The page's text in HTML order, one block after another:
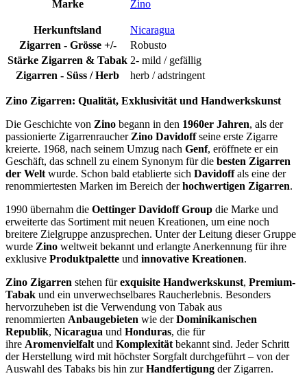
Marke Zino
Herkunftsland
Nicaragua
Zigarren - Grösse +/-
Robusto
Stärke Zigarren & Tabak 2- mild / gefällig
Zigarren - Süss / Herb
herb / adstringent
Zino Zigarren: Qualität, Exklusivität und Handwerkskunst
Die Geschichte von Zino begann in den 1960er Jahren, als der
passionierte Zigarrenraucher Zino Davidoffseine erste Zigarre
kreierte. 1968, nach seinem Umzug nach Genf, eröffnete er ein
Geschäft, das schnell zu einem Synonym für die besten Zigarren
der Welt wurde. Schon bald etablierte sich Davidoffals eine der
renommiertesten Marken im Bereich derhochwertigen Zigarren.
1990 übernahm die Oettinger Davidoff Group die Marke und
erweiterte das Sortiment mit neuen Kreationen, um eine noch
breitere Zielgruppe anzusprechen. Unter der Leitung dieser Gruppe
wurde Zino weltweit bekannt und erlangte Anerkennung für ihre
exklusive Produktpalette und innovative Kreationen.
Zino Zigarren stehen fürexquisite Handwerkskunst, Premium-
Tabak und ein unverwechselbares Raucherlebnis. Besonders
hervorzuheben ist die Verwendung von Tabak aus
renommierten Anbaugebieten wie derDominikanischen
Republik, Nicaragua und Honduras, die für
ihre Aromenvielfalt und Komplexität bekannt sind. Jeder Schritt
der Herstellung wird mit höchster Sorgfalt durchgeführt – von der
Auswahl des Tabaks bis hin zurHandfertigung der Zigarren.